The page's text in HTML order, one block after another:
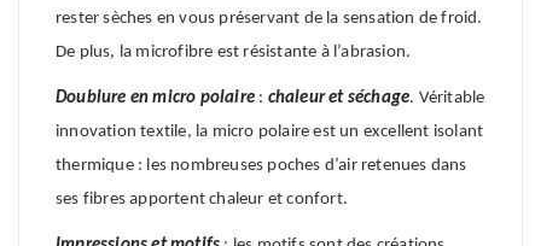
rester sèches en vous préservant de la sensation de froid.
De plus, la microfibre est résistante à l’abrasion.
Doublure enmicro polaire : chaleur et séchage. Véritable
innovation textile, la micro polaire est un excellent isolant
thermique : les nombreuses poches d’air retenues dans
ses fibres apportent chaleur et confort.